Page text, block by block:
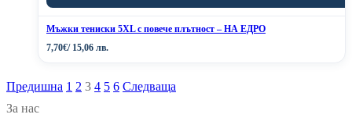
Мъжки тениски 5XL с повече плътност – НА ЕДРО
7,70€/ 15,06 лв.
Разделяне
Предишна 1 2 3 4 5 6 Следваща
За нас